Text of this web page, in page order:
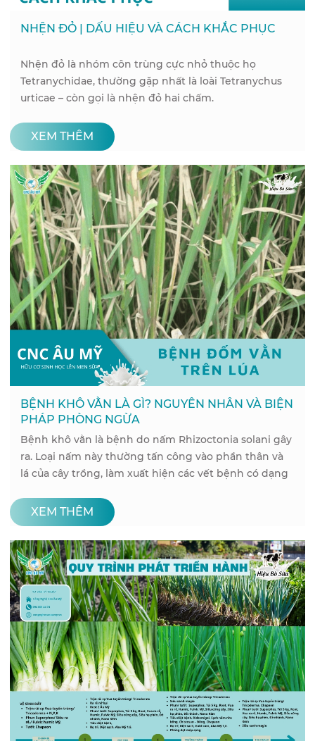
NHỆN ĐỎ | DẤU HIỆU VÀ CÁCH KHẮC PHỤC
Nhện đỏ là nhóm côn trùng cực nhỏ thuộc họ
Tetranychidae, thường gặp nhất là loài Tetranychus
urticae – còn gọi là nhện đỏ hai chấm.
XEM THÊM
BỆNH KHÔ VẰN LÀ GÌ? NGUYÊN NHÂN VÀ BIỆN
PHÁP PHÒNG NGỪA
Bệnh khô vằn là bệnh do nấm Rhizoctonia solani gây
ra. Loại nấm này thường tấn công vào phần thân và
lá của cây trồng, làm xuất hiện các vết bệnh có dạng
XEM THÊM